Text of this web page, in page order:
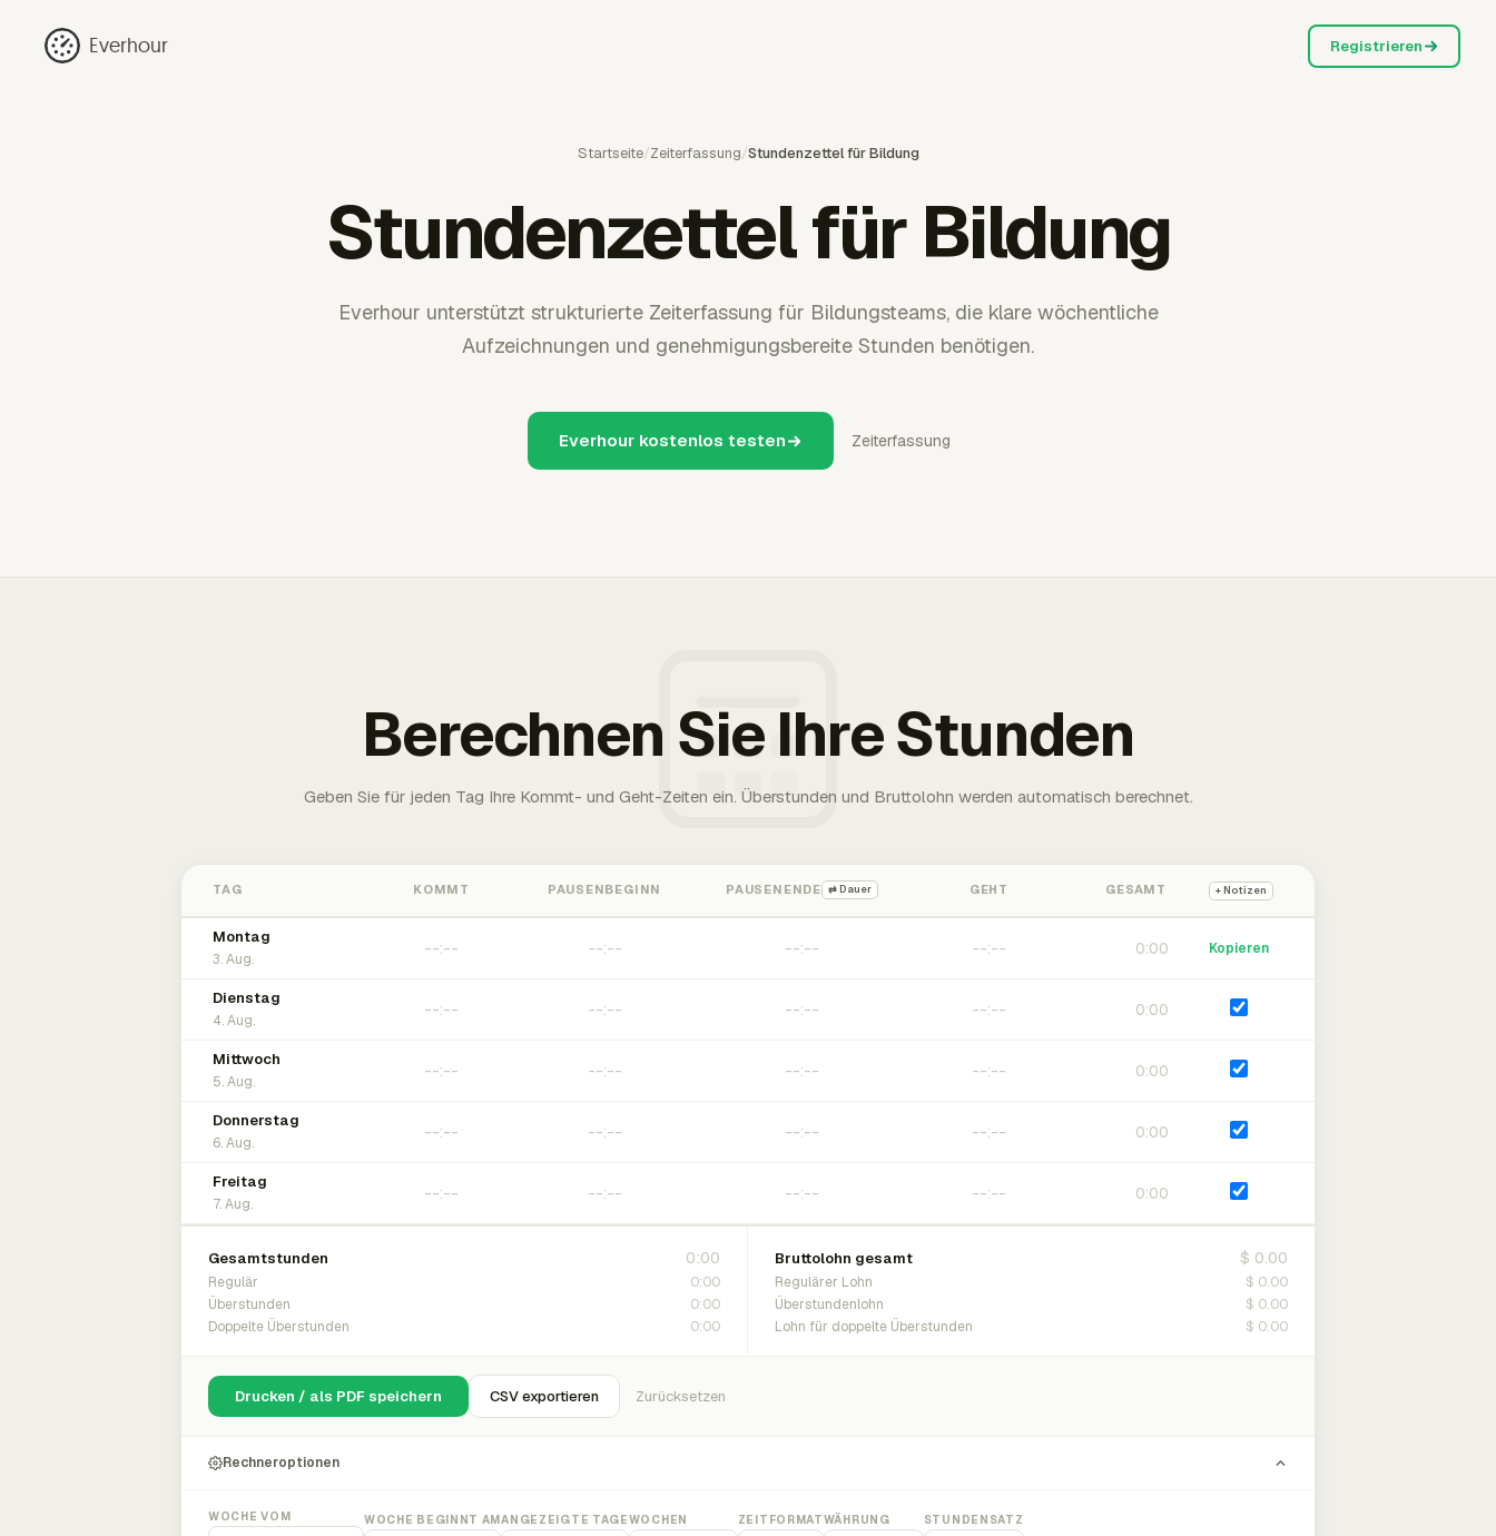
Everhour Registrieren
Startseite/Zeiterfassung/Stundenzettel für Bildung
Stundenzettel für Bildung
Everhour unterstützt strukturierte Zeiterfassung für Bildungsteams, die klare wöchentliche
Aufzeichnungen und genehmigungsbereite Stunden benötigen.
Everhour kostenlos testen Zeiterfassung
Berechnen Sie Ihre Stunden
Geben Sie für jeden Tag Ihre Kommt- und Geht-Zeiten ein. Überstunden und Bruttolohn werden automatisch berechnet.
TAG KOMMT PAUSENBEGINN PAUSENENDE ⇄ Dauer GEHT GESAMT + Notizen
Montag
3. Aug.
0:00 Kopieren
Dienstag
4. Aug.
0:00
Mittwoch
5. Aug.
0:00
Donnerstag
6. Aug.
0:00
Freitag
7. Aug.
0:00
Gesamtstunden 0:00
Regulär 0:00
Überstunden 0:00
Doppelte Überstunden 0:00
Bruttolohn gesamt $ 0.00
Regulärer Lohn $ 0.00
Überstundenlohn $ 0.00
Lohn für doppelte Überstunden $ 0.00
Drucken / als PDF speichern CSV exportieren Zurücksetzen
Rechneroptionen
WOCHE VOM WOCHE BEGINNT AMANGEZEIGTE TAGEWOCHEN ZEITFORMATWÄHRUNG STUNDENSATZ